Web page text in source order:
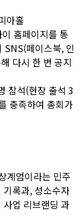
아홀
홈페이지를 통
SNS(페이스북, 인
다시 한 번 공지
참석(현장 출석 3
충족하여 총회가
계엄이라는 민주
록과, 성소수자
업 리브랜딩 과